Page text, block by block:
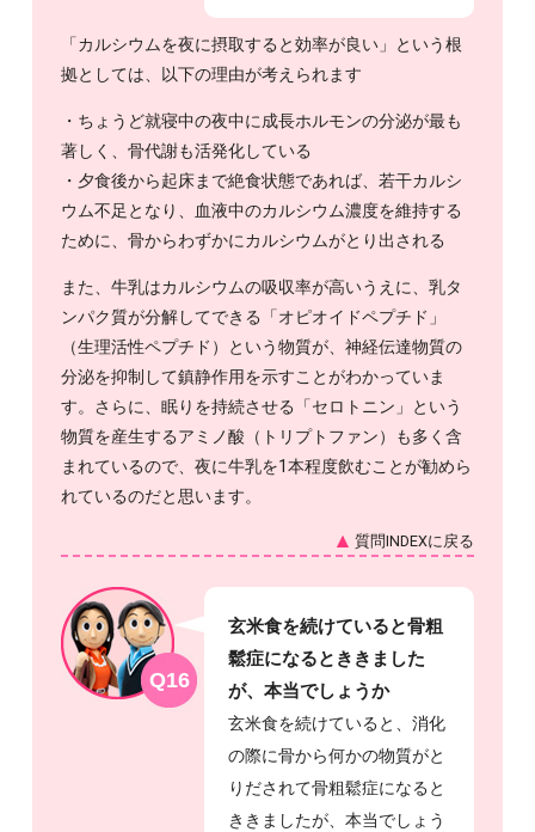
「カルシウムを夜に摂取すると効率が良い」という根
拠としては、以下の理由が考えられます
・ちょうど就寝中の夜中に成長ホルモンの分泌が最も
著しく、骨代謝も活発化している
・夕食後から起床まで絶食状態であれば、若干カルシ
ウム不足となり、血液中のカルシウム濃度を維持する
ために、骨からわずかにカルシウムがとり出される
また、牛乳はカルシウムの吸収率が高いうえに、乳タ
ンパク質が分解してできる「オピオイドペプチド」
（生理活性ペプチド）という物質が、神経伝達物質の
分泌を抑制して鎮静作用を示すことがわかっていま
す。さらに、眠りを持続させる「セロトニン」という
物質を産生するアミノ酸（トリプトファン）も多く含
まれているので、夜に牛乳を1本程度飲むことが勧めら
れているのだと思います。
質問INDEXに戻る
Q16
玄米食を続けていると骨粗
鬆症になるとききました
が、本当でしょうか
玄米食を続けていると、消化
の際に骨から何かの物質がと
りだされて骨粗鬆症になると
ききましたが、本当でしょう